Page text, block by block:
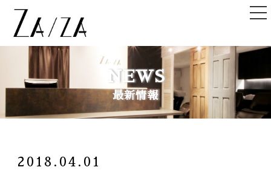
トップ
NEWS＆TOPICS
ニュース＆記事
NEWS
最新情報
2018.04.01